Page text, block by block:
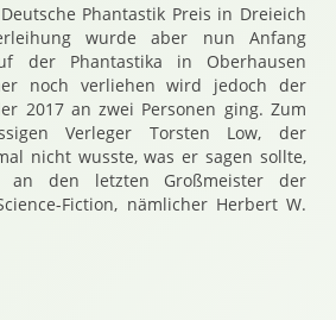
Phantastik Preis in Dreieich
wurde aber nun Anfang
der Phantastika in Oberhausen
noch verliehen wird jedoch der
2017 an zwei Personen ging. Zum
Verleger Torsten Low, der
nicht wusste, was er sagen sollte,
an den letzten Großmeister der
Fiction, nämlicher Herbert W.